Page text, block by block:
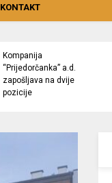
KONTAKT
Kompanija
“Prijedorčanka” a.d.
zapošljava na dvije
pozicije